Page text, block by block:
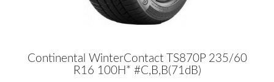
Continental WinterContact TS870P 235/60
R16 100H* #C,B,B(71dB)